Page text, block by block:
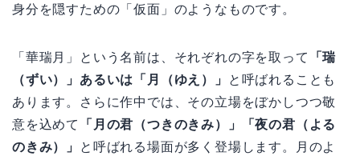
身分を隠すための「仮面」のようなものです。
「華瑞月」という名前は、それぞれの字を取って
「瑞
（ずい）」あるいは「月（ゆえ）」
と呼ばれることも
あります。さらに作中では、その立場をぼかしつつ敬
意を込めて
「月の君（つきのきみ）」「夜の君（よる
のきみ）」
と呼ばれる場面が多く登場します。月のよ